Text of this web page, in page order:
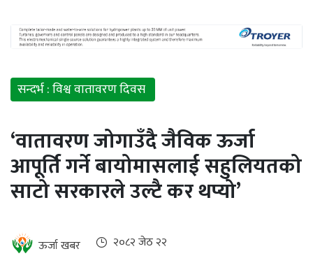
ऊर्जा
दक्षता
उहिलेकाे
खबर
हरित
हाइड्रोजन
इभी
बैंक
सन्दर्भ : विश्व वातावरण दिवस
‘वातावरण जोगाउँदै जैविक ऊर्जा
आपूर्ति गर्ने बायोमासलाई सहुलियतको
साटो सरकारले उल्टै कर थप्यो’
ऊर्जा खबर २०८२ जेठ २२